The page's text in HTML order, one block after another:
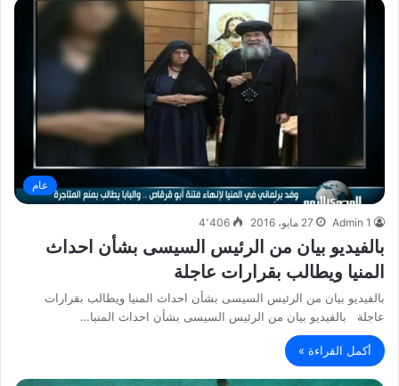
عام
Admin 1 27 مايو، 2016 4٬406
بالفيديو بيان من الرئيس السيسى بشأن احداث
المنيا ويطالب بقرارات عاجلة
بالفيديو بيان من الرئيس السيسى بشأن احداث المنيا ويطالب بقرارات
عاجلة بالفيديو بيان من الرئيس السيسى بشأن احداث المنيا…
أكمل القراءة »